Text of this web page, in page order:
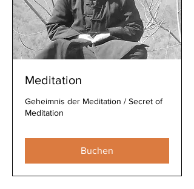
Meditation
Geheimnis der Meditation / Secret of
Meditation
Buchen